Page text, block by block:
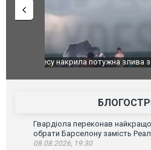
Вже вивели на тести:
позашляховика
Гвардіола переконав
обрати Барселону замість
08.08.2026, 19:30